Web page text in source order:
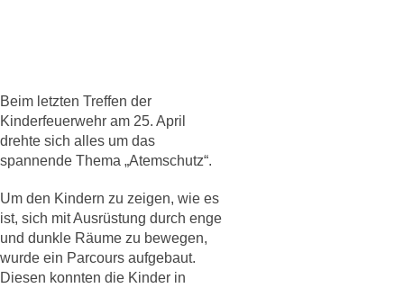
Beim letzten Treffen der
Kinderfeuerwehr am 25. April
drehte sich alles um das
spannende Thema „Atemschutz“.
Um den Kindern zu zeigen, wie es
ist, sich mit Ausrüstung durch enge
und dunkle Räume zu bewegen,
wurde ein Parcours aufgebaut.
Diesen konnten die Kinder in